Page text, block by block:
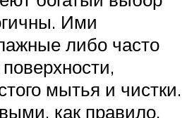
Ими
либо часто
мытья и чистки.
как правило,